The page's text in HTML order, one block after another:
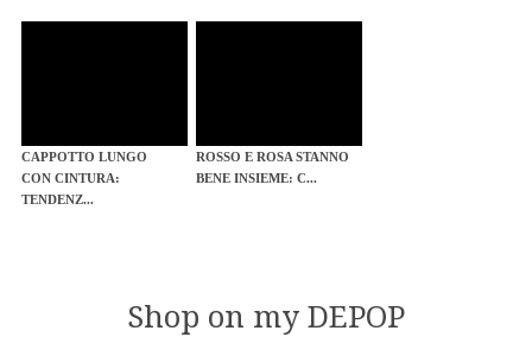
CAPPOTTO LUNGO
CON CINTURA:
TENDENZ...
ROSSO E ROSA STANNO
BENE INSIEME: C...
Shop on my DEPOP